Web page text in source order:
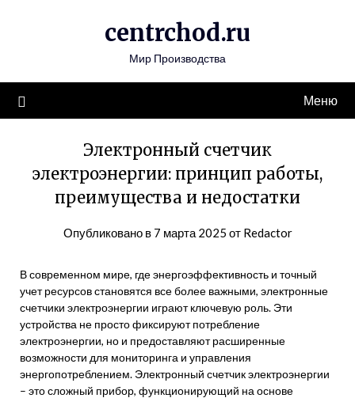
centrchod.ru
Мир Производства
Меню
Электронный счетчик
электроэнергии: принцип работы,
преимущества и недостатки
Опубликовано в 7 марта 2025 от Redactor
В современном мире, где энергоэффективность и точный
учет ресурсов становятся все более важными, электронные
счетчики электроэнергии играют ключевую роль. Эти
устройства не просто фиксируют потребление
электроэнергии, но и предоставляют расширенные
возможности для мониторинга и управления
энергопотреблением. Электронный счетчик электроэнергии
– это сложный прибор, функционирующий на основе